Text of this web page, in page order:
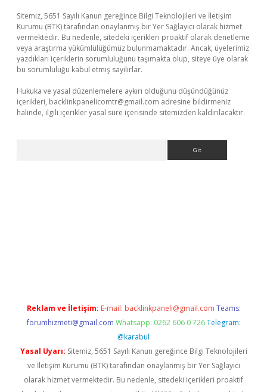
Sitemiz, 5651 Sayılı Kanun gereğince Bilgi Teknolojileri ve İletişim
Kurumu (BTK) tarafından onaylanmış bir Yer Sağlayıcı olarak hizmet
vermektedir. Bu nedenle, sitedeki içerikleri proaktif olarak denetleme
veya araştırma yükümlülüğümüz bulunmamaktadır. Ancak, üyelerimiz
yazdıkları içeriklerin sorumluluğunu taşımakta olup, siteye üye olarak
bu sorumluluğu kabul etmiş sayılırlar.
Hukuka ve yasal düzenlemelere aykırı olduğunu düşündüğünüz
içerikleri, backlinkpanelicomtr@gmail.com adresine bildirmeniz
halinde, ilgili içerikler yasal süre içerisinde sitemizden kaldırılacaktır.
Reklam ve İletişim: E-mail: backlinkpaneli@gmail.com Teams:
forumhizmeti@gmail.com Whatsapp: 0262 606 0 726 Telegram:
@karabul
Yasal Uyarı: Sitemiz, 5651 Sayılı Kanun gereğince Bilgi Teknolojileri
ve İletişim Kurumu (BTK) tarafından onaylanmış bir Yer Sağlayıcı
olarak hizmet vermektedir. Bu nedenle, sitedeki içerikleri proaktif